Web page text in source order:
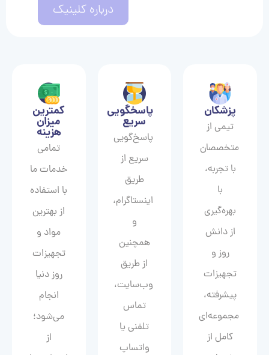
درباره کلینیک
پزشکان
تیمی از
متخصصان
با تجربه،
با
بهره‌گیری
از دانش
روز و
تجهیزات
پیشرفته،
مجموعه‌ای
کامل از
پاسخگویی
سریع
پاسخ‌گویی
سریع از
طریق
اینستاگرام،
و
همچنین
از طریق
وب‌سایت،
تماس
تلفنی یا
واتساپ
کمترین
میزان
هزینه
تمامی
خدمات ما
با استفاده
از بهترین
مواد و
تجهیزات
روز دنیا
انجام
می‌شود؛
از